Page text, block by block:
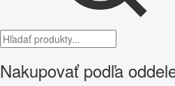
Nakupovať podľa